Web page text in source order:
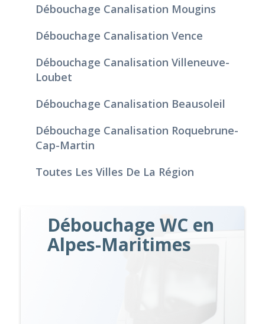
Débouchage Canalisation Mougins
Débouchage Canalisation Vence
Débouchage Canalisation Villeneuve-
Loubet
Débouchage Canalisation Beausoleil
Débouchage Canalisation Roquebrune-
Cap-Martin
Toutes Les Villes De La Région
Débouchage WC en
Alpes-Maritimes